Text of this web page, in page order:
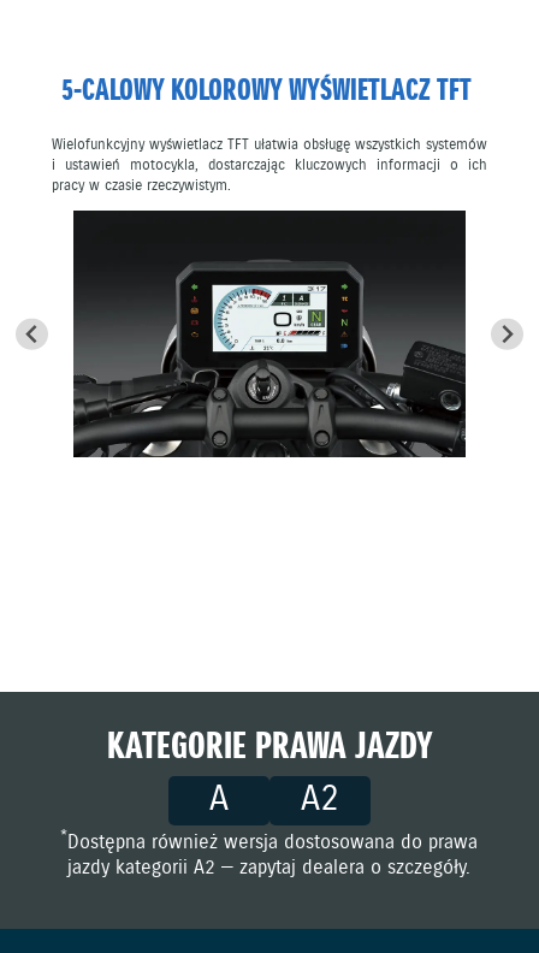
5-CALOWY KOLOROWY WYŚWIETLACZ TFT
Wielofunkcyjny wyświetlacz TFT ułatwia obsługę wszystkich systemów
i ustawień motocykla, dostarczając kluczowych informacji o ich
pracy w czasie rzeczywistym.
KATEGORIE PRAWA JAZDY
A A2
*Dostępna również wersja dostosowana do prawa
jazdy kategorii A2 — zapytaj dealera o szczegóły.